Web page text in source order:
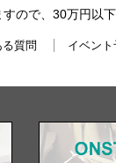
ので、30万円以
る質問 イベント